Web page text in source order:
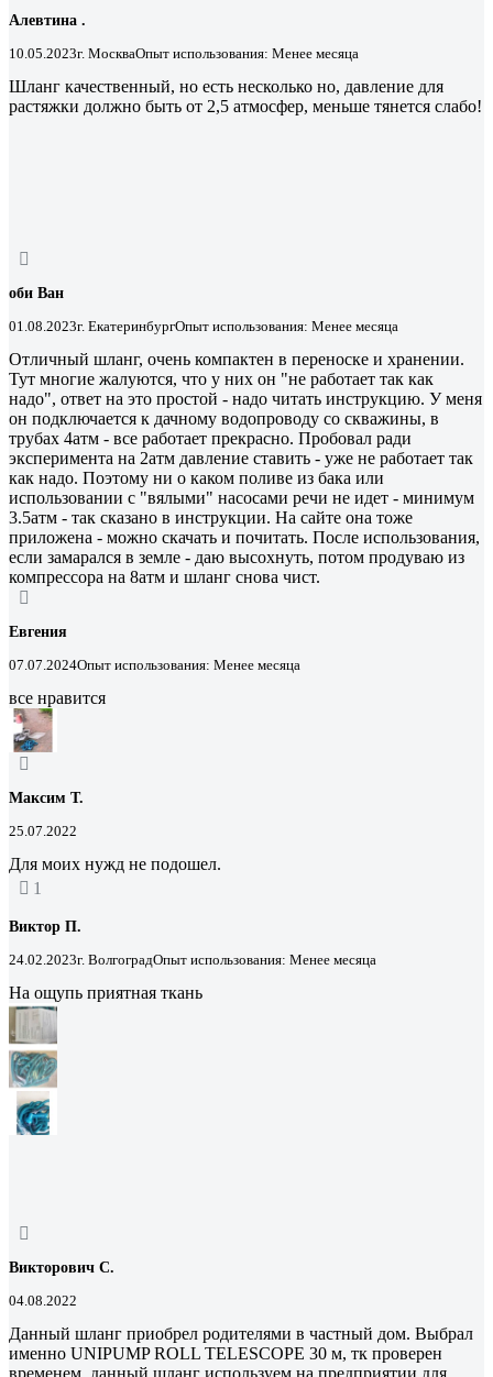
Алевтина .
10.05.2023г. МоскваОпыт использования: Менее месяца
Шланг качественный, но есть несколько но, давление для
растяжки должно быть от 2,5 атмосфер, меньше тянется слабо!
оби Ван
01.08.2023г. ЕкатеринбургОпыт использования: Менее месяца
Отличный шланг, очень компактен в переноске и хранении.
Тут многие жалуются, что у них он "не работает так как
надо", ответ на это простой - надо читать инструкцию. У меня
он подключается к дачному водопроводу со скважины, в
трубах 4атм - все работает прекрасно. Пробовал ради
эксперимента на 2атм давление ставить - уже не работает так
как надо. Поэтому ни о каком поливе из бака или
использовании с "вялыми" насосами речи не идет - минимум
3.5атм - так сказано в инструкции. На сайте она тоже
приложена - можно скачать и почитать. После использования,
если замарался в земле - даю высохнуть, потом продуваю из
компрессора на 8атм и шланг снова чист.
Евгения
07.07.2024Опыт использования: Менее месяца
все нравится
Максим Т.
25.07.2022
Для моих нужд не подошел.
1
Виктор П.
24.02.2023г. ВолгоградОпыт использования: Менее месяца
На ощупь приятная ткань
Викторович С.
04.08.2022
Данный шланг приобрел родителями в частный дом. Выбрал
именно UNIPUMP ROLL TELESCOPE 30 м, тк проверен
временем. данный шланг используем на предприятии для